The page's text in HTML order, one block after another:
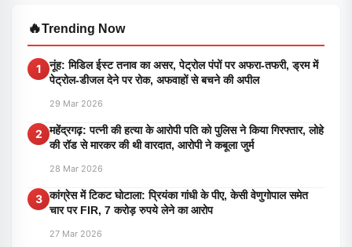
🔥Trending Now
1
नूंह: मिडिल ईस्ट तनाव का असर, पेट्रोल पंपों पर अफरा-तफरी, ड्रम में
पेट्रोल-डीजल देने पर रोक, अफवाहों से बचने की अपील
29 Mar 2026
2
महेंद्रगढ़: पत्नी की हत्या के आरोपी पति को पुलिस ने किया गिरफ्तार, लोहे
की रॉड से मारकर की थी वारदात, आरोपी ने कबूला जुर्म
28 Mar 2026
3 कांग्रेस में टिकट घोटाला: प्रियंका गांधी के पीए, केसी वेणुगोपाल समेत
चार पर FIR, 7 करोड़ रुपये लेने का आरोप
27 Mar 2026